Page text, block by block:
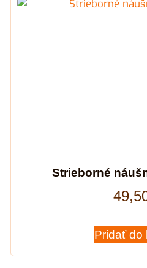
Strieborné
Pridať do